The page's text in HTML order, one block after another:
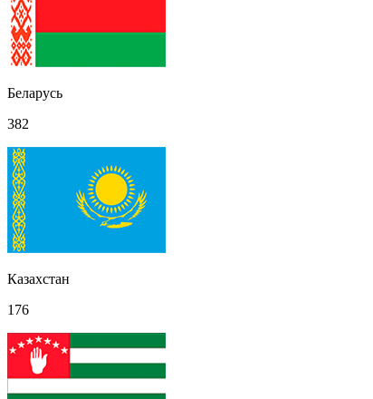
Беларусь
382
Казахстан
176